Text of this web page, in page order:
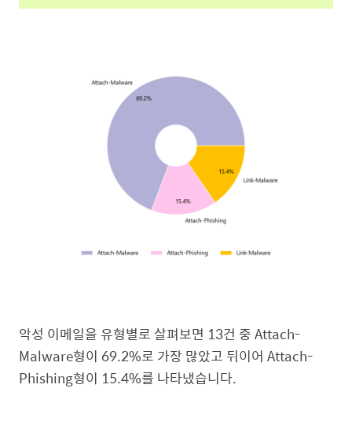
악성 이메일을 유형별로 살펴보면 13건 중 Attach-
Malware형이 69.2%로 가장 많았고 뒤이어 Attach-
Phishing형이 15.4%를 나타냈습니다.